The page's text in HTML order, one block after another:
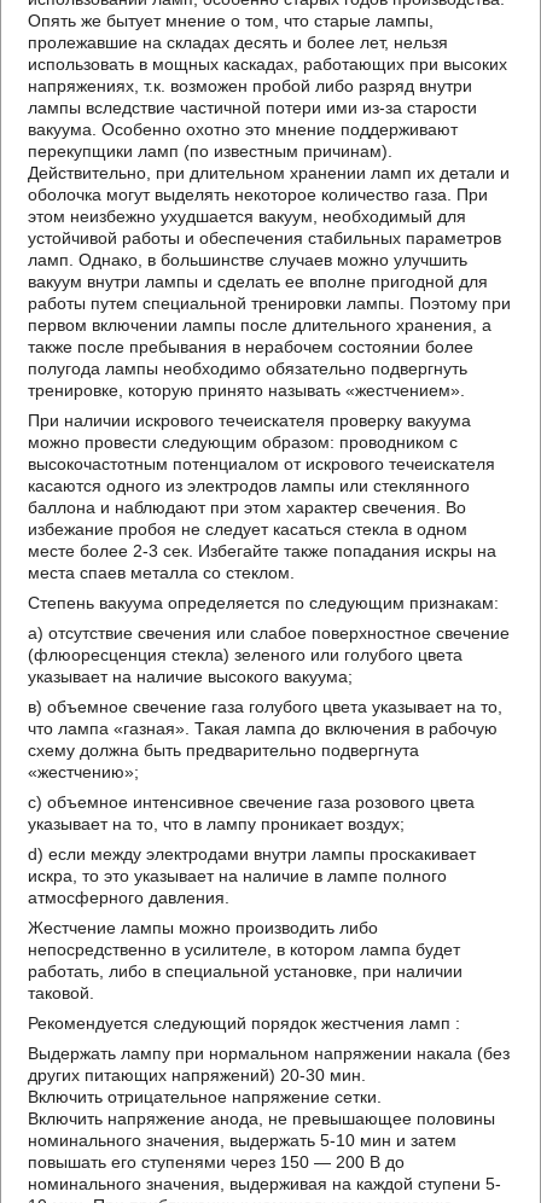
Опять же бытует мнение о том, что старые лампы,
пролежавшие на складах десять и более лет, нельзя
использовать в мощных каскадах, работающих при высоких
напряжениях, т.к. возможен пробой либо разряд внутри
лампы вследствие частичной потери ими из-за старости
вакуума. Особенно охотно это мнение поддерживают
перекупщики ламп (по известным причинам).
Действительно, при длительном хранении ламп их детали и
оболочка могут выделять некоторое количество газа. При
этом неизбежно ухудшается вакуум, необходимый для
устойчивой работы и обеспечения стабильных параметров
ламп. Однако, в большинстве случаев можно улучшить
вакуум внутри лампы и сделать ее вполне пригодной для
работы путем специальной тренировки лампы. Поэтому при
первом включении лампы после длительного хранения, а
также после пребывания в нерабочем состоянии более
полугода лампы необходимо обязательно подвергнуть
тренировке, которую принято называть «жестчением».
При наличии искрового течеискателя проверку вакуума
можно провести следующим образом: проводником с
высокочастотным потенциалом от искрового течеискателя
касаются одного из электродов лампы или стеклянного
баллона и наблюдают при этом характер свечения. Во
избежание пробоя не следует касаться стекла в одном
месте более 2-3 сек. Избегайте также попадания искры на
места спаев металла со стеклом.
Степень вакуума определяется по следующим признакам:
а) отсутствие свечения или слабое поверхностное свечение
(флюоресценция стекла) зеленого или голубого цвета
указывает на наличие высокого вакуума;
в) объемное свечение газа голубого цвета указывает на то,
что лампа «газная». Такая лампа до включения в рабочую
схему должна быть предварительно подвергнута
«жестчению»;
с) объемное интенсивное свечение газа розового цвета
указывает на то, что в лампу проникает воздух;
d) если между электродами внутри лампы проскакивает
искра, то это указывает на наличие в лампе полного
атмосферного давления.
Жестчение лампы можно производить либо
непосредственно в усилителе, в котором лампа будет
работать, либо в специальной установке, при наличии
таковой.
Рекомендуется следующий порядок жестчения ламп :
Выдержать лампу при нормальном напряжении накала (без
других питающих напряжений) 20-30 мин.
Включить отрицательное напряжение сетки.
Включить напряжение анода, не превышающее половины
номинального значения, выдержать 5-10 мин и затем
повышать его ступенями через 150 — 200 В до
номинального значения, выдерживая на каждой ступени 5-